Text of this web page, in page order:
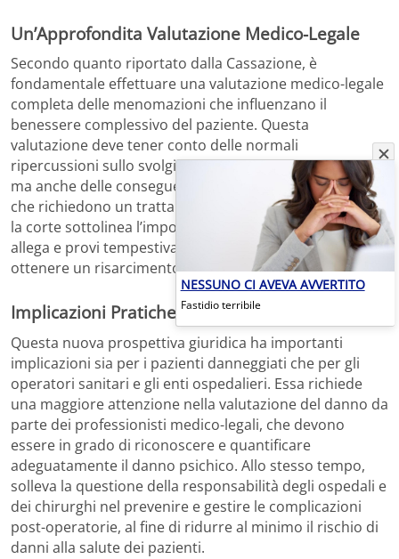
Un’Approfondita Valutazione Medico-Legale
Secondo quanto riportato dalla Cassazione, è
fondamentale effettuare una valutazione medico-legale
completa delle menomazioni che influenzano il
benessere complessivo del paziente. Questa
valutazione deve tener conto delle normali
ripercussioni sullo svolgimento delle attività quotidiane,
ma anche delle conseguenze più peculiari e anomale
che richiedono un trattamento personalizzato. Inoltre,
la corte sottolinea l’importanza che il danneggiato
allega e provi tempestivamente tali conseguenze per
ottenere un risarcimento adeguato.
Implicazioni Pratiche e Giuridiche
Questa nuova prospettiva giuridica ha importanti
implicazioni sia per i pazienti danneggiati che per gli
operatori sanitari e gli enti ospedalieri. Essa richiede
una maggiore attenzione nella valutazione del danno da
parte dei professionisti medico-legali, che devono
essere in grado di riconoscere e quantificare
adeguatamente il danno psichico. Allo stesso tempo,
solleva la questione della responsabilità degli ospedali e
dei chirurghi nel prevenire e gestire le complicazioni
post-operatorie, al fine di ridurre al minimo il rischio di
danni alla salute dei pazienti.
NESSUNO CI AVEVA AVVERTITO
Fastidio terribile